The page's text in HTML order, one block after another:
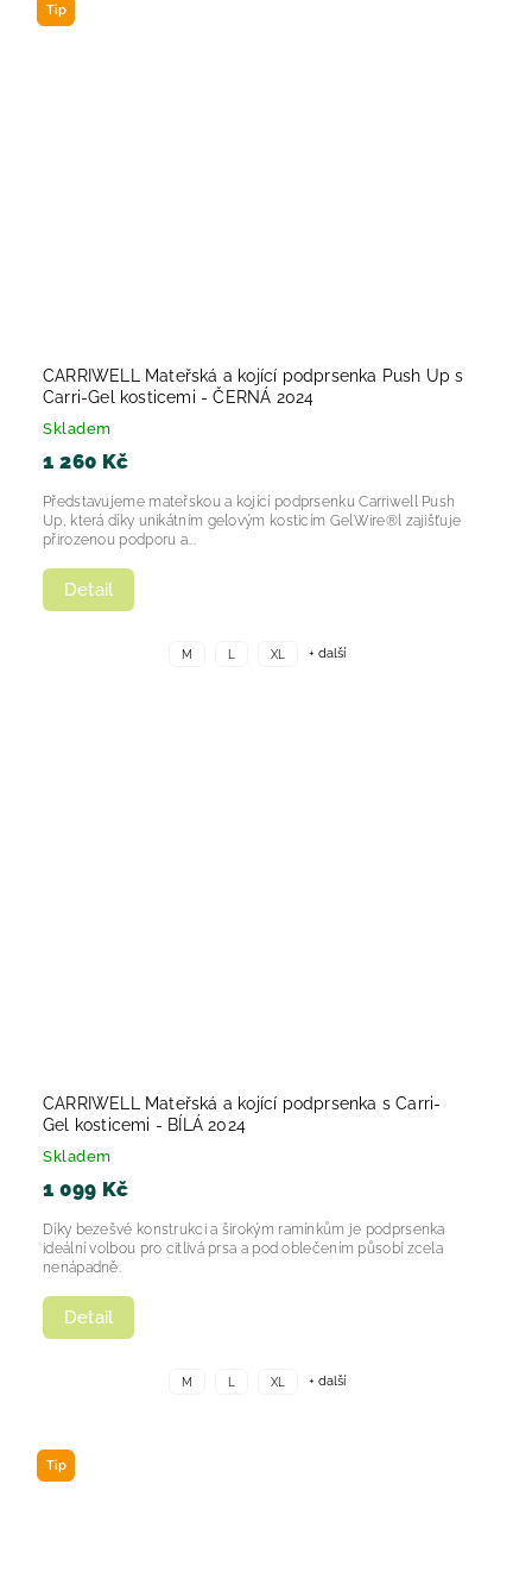
Tip
CARRIWELL Mateřská a kojící podprsenka Push Up s
Carri-Gel kosticemi - ČERNÁ 2024
Skladem
1 260 Kč
Detail
Představujeme mateřskou a kojící podprsenku Carriwell Push
Up, která díky unikátním gelovým kosticím GelWire®l zajišťuje
přirozenou podporu a...
M XL + další
CARRIWELL Mateřská a kojící podprsenka s Carri-
Gel kosticemi - BÍLÁ 2024
Skladem
1 099 Kč
Detail
Díky bezešvé konstrukci a širokým ramínkům je podprsenka
ideální volbou pro citlivá prsa a pod oblečením působí zcela
nenápadně.
M XL + další
Tip